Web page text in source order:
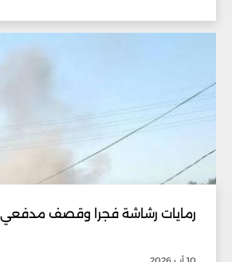
رمايات رشاشة فجرا وقصف مدفعي